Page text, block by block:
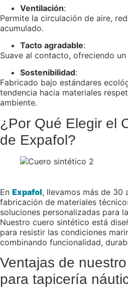
Ventilación:
Permite la circulación de aire,
acumulado.
Tacto agradable:
Suave al contacto, ofreciendo
Sostenibilidad:
Fabricado bajo estándares
tendencia hacia materiales
ambiente.
¿Por Qué Elegir el
de Expafol?
En Expafol, llevamos más de 30
fabricación de materiales
soluciones personalizadas para
Nuestro cuero sintético está
para resistir las condiciones
combinando funcionalidad,
Ventajas de
para tapicería